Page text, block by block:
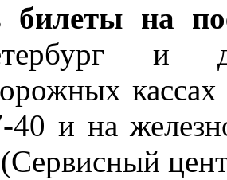
билеты на
40 и на